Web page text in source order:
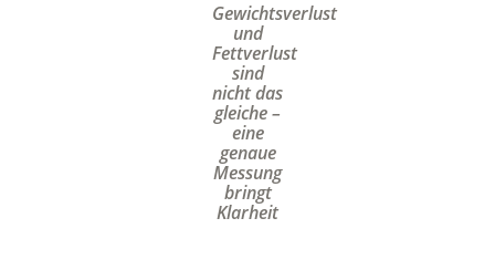
Gewichtsverlust
und
Fettverlust
sind
nicht das
gleiche –
eine
genaue
Messung
bringt
Klarheit